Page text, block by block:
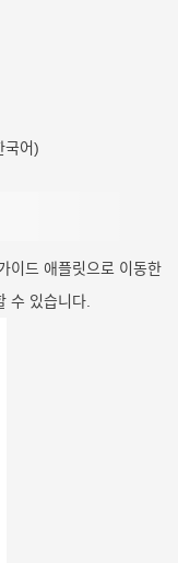
국어)
이드 애플릿으로 이동한
수 있습니다.